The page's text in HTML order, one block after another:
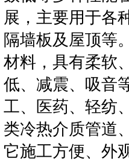
展，主要用于各
隔墙板及屋顶等
材料，具有柔软
低、减震、吸音
工、医药、轻纺
类冷热介质管道
它施工方便、外